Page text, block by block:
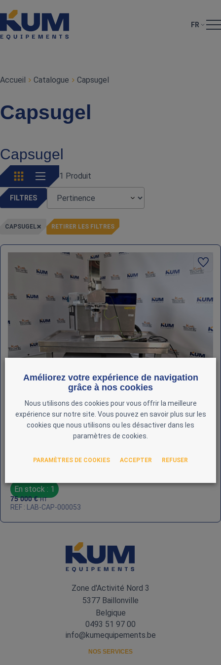
FR
Accueil Catalogue Capsugel
Capsugel
Capsugel
1 Produit
FILTRES
CAPSUGEL RETIRER LES FILTRES
En stock : 1
75 000€ HT
REF : LAB-CAP-000053
Zone d'Activité Nord 3
5377 Baillonville
Belgique
0493 51 97 00
info@kumequipements.be
NOS SERVICES
Améliorez votre expérience de navigation
grâce à nos cookies
Nous utilisons des cookies pour vous offrir la meilleure
expérience sur notre site. Vous pouvez en savoir plus sur les
cookies que nous utilisons ou les désactiver dans les
paramètres de cookies.
PARAMÈTRES DE COOKIES ACCEPTER REFUSER